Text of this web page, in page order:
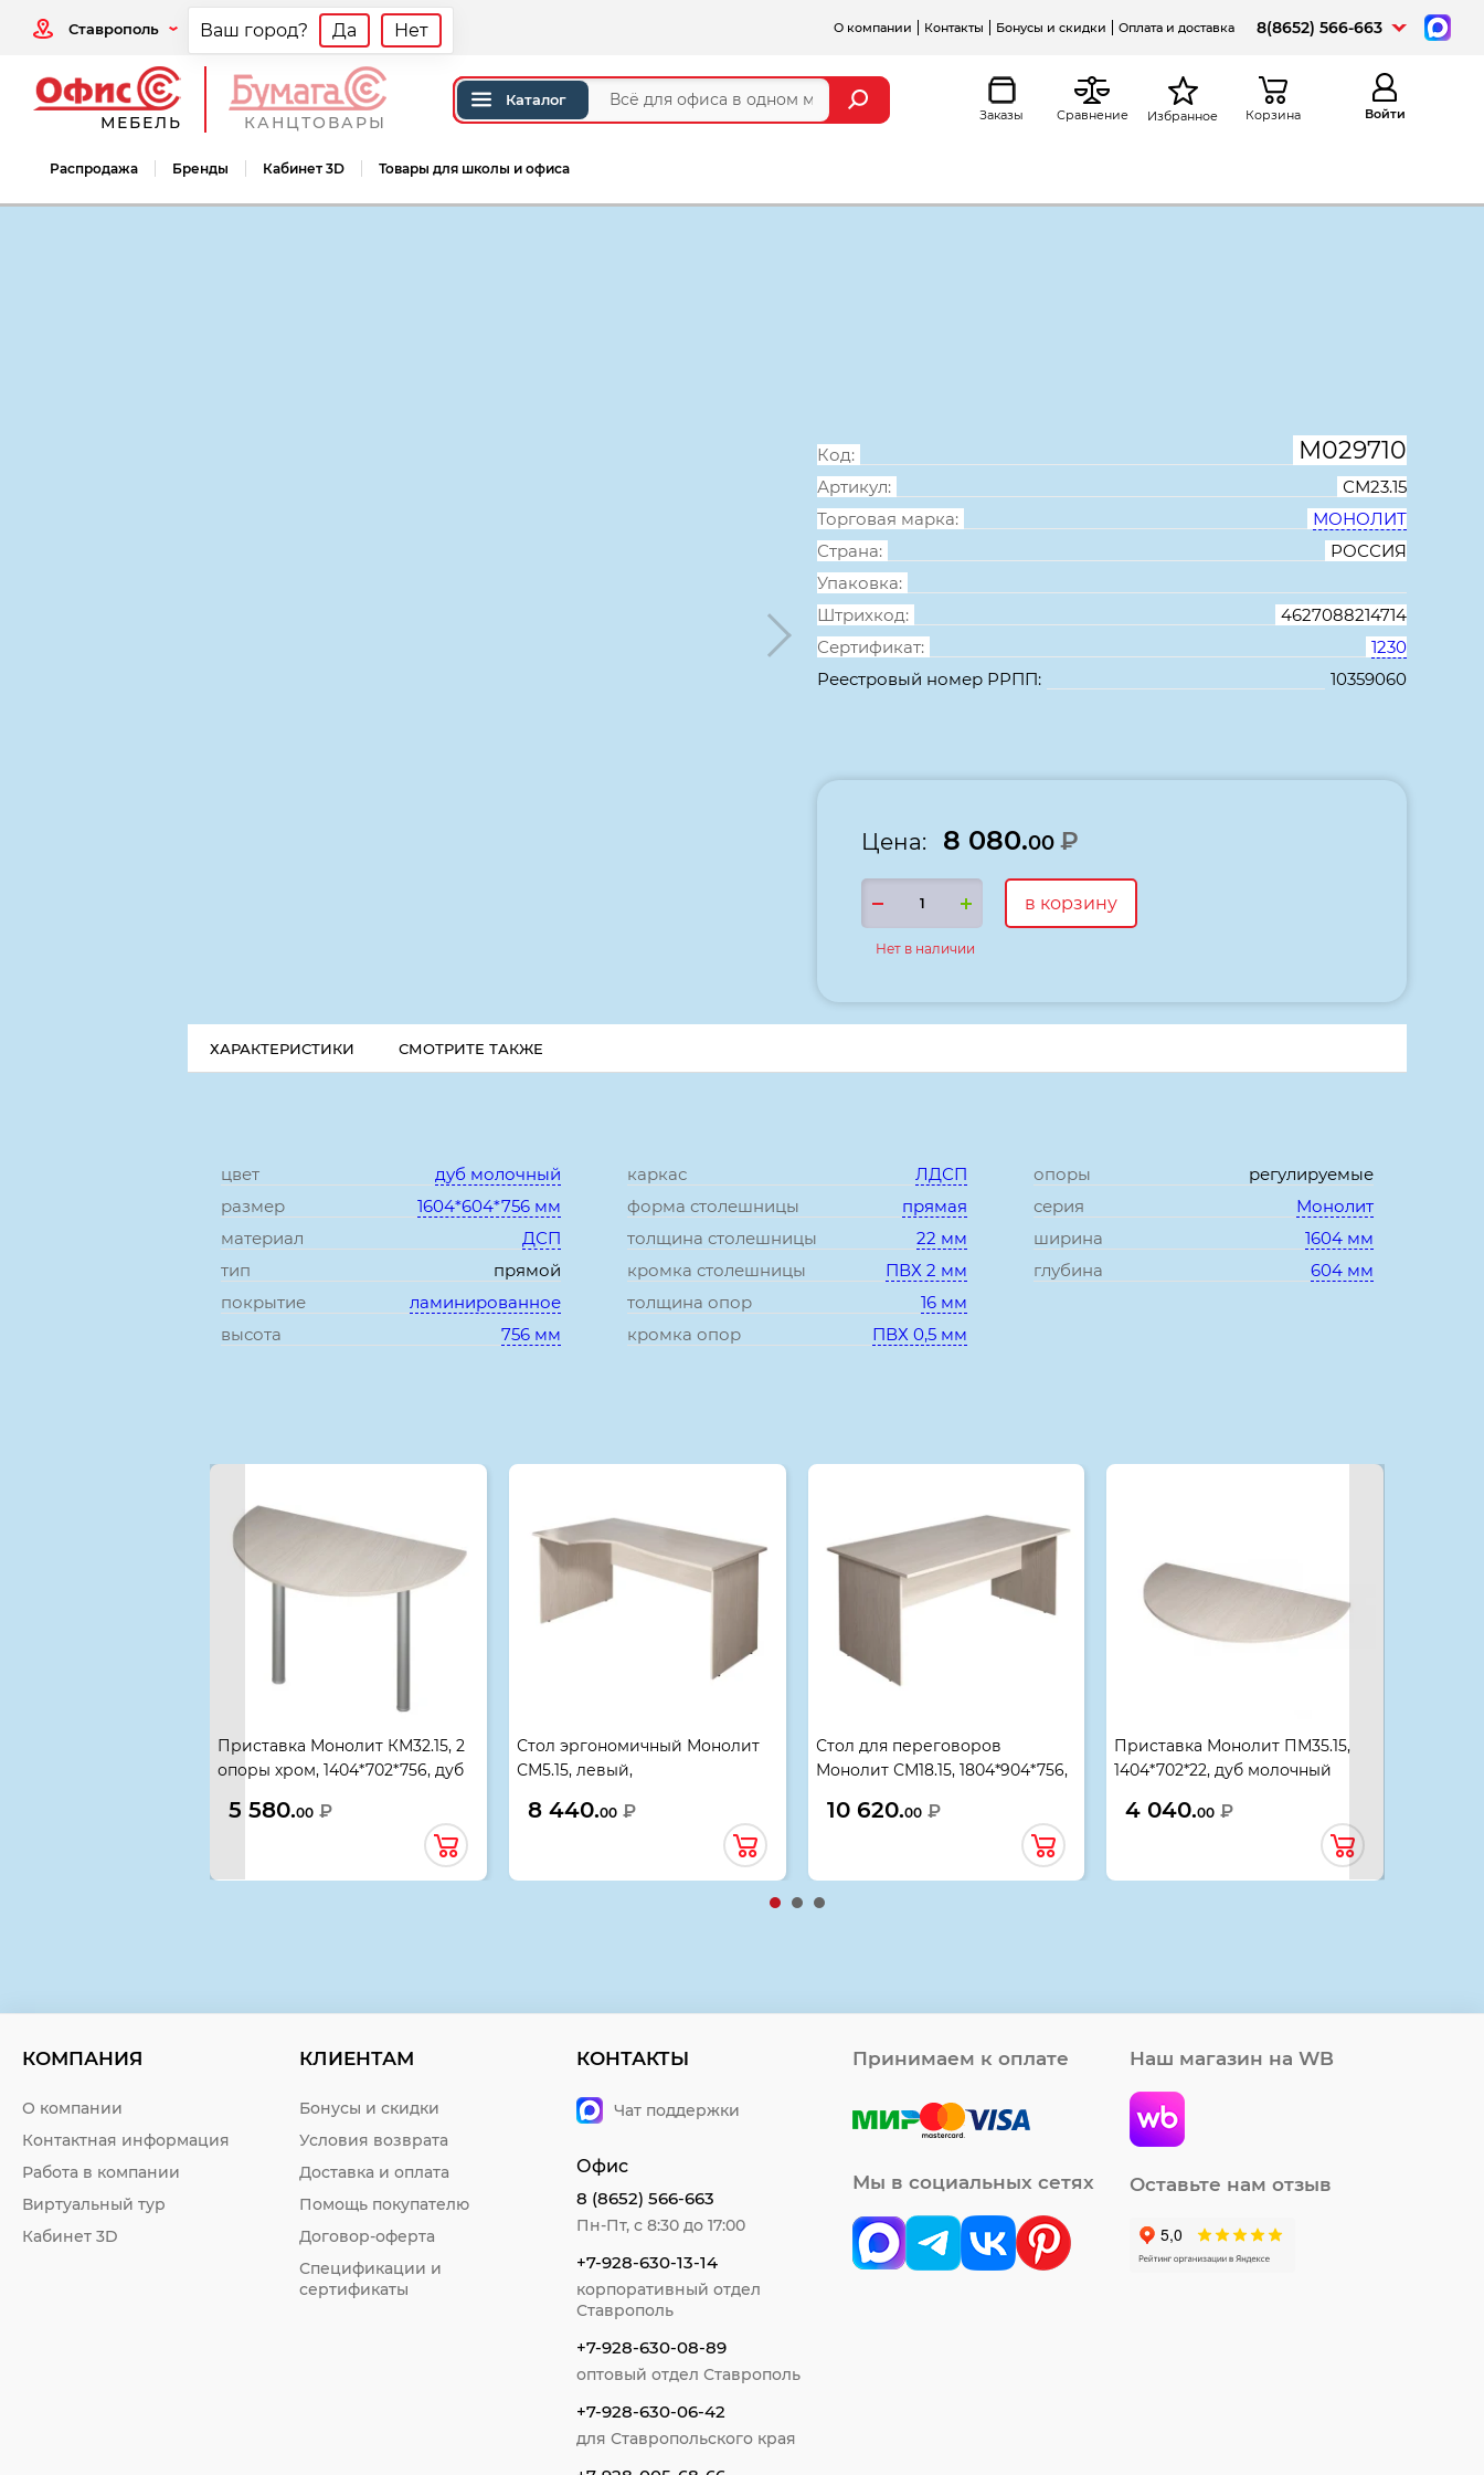
Ставрополь Ваш город? Да Нет О компании Контакты Бонусы и скидки Оплата и доставка 8(8652) 566-663
МЕБЕЛЬ КАНЦТОВАРЫ
Каталог
Заказы Сравнение Избранное Корзина Войти
Распродажа Бренды Кабинет 3D Товары для школы и офиса
Код: М029710
Артикул:
СМ23.15
Торговая марка:
МОНОЛИТ
Страна:
РОССИЯ
Упаковка:
Штрихкод:
4627088214714
Сертификат:
1230
Реестровый номер РРПП:
10359060
Цена: 8 080.00 ₽
в корзину
Нет в наличии
ХАРАКТЕРИСТИКИ СМОТРИТЕ ТАКЖЕ
цвет
дуб молочный
размер
1604*604*756 мм
материал
ДСП
тип
прямой
покрытие
ламинированное
высота
756 мм
каркас
ЛДСП
форма столешницы
прямая
толщина столешницы
22 мм
кромка столешницы
ПВХ 2 мм
толщина опор
16 мм
кромка опор
ПВХ 0,5 мм
опоры
регулируемые
серия
Монолит
ширина
1604 мм
глубина
604 мм
Приставка Монолит КМ32.15, 2
опоры хром, 1404*702*756, дуб
5 580.00 ₽
Стол эргономичный Монолит
СМ5.15, левый,
молочный
8 440.00 ₽
Стол для переговоров
Монолит СМ18.15, 1804*904*756,
10 620.00 ₽
Приставка Монолит ПМ35.15,
1404*702*22, дуб молочный
4 040.00 ₽
КОМПАНИЯ
О компании
Контактная информация
Работа в компании
Виртуальный тур
Кабинет 3D
КЛИЕНТАМ
Бонусы и скидки
Условия возврата
Доставка и оплата
Помощь покупателю
Договор-оферта
Спецификации и
сертификаты
КОНТАКТЫ
Чат поддержки
Офис
8 (8652) 566-663
Пн-Пт, с 8:30 до 17:00
+7-928-630-13-14
корпоративный отдел
Ставрополь
+7-928-630-08-89
оптовый отдел Ставрополь
+7-928-630-06-42
для Ставропольского края
Принимаем к оплате
Мы в социальных сетях
Наш магазин на WB
Оставьте нам отзыв